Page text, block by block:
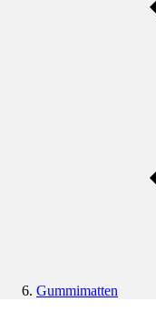
Gummimatten